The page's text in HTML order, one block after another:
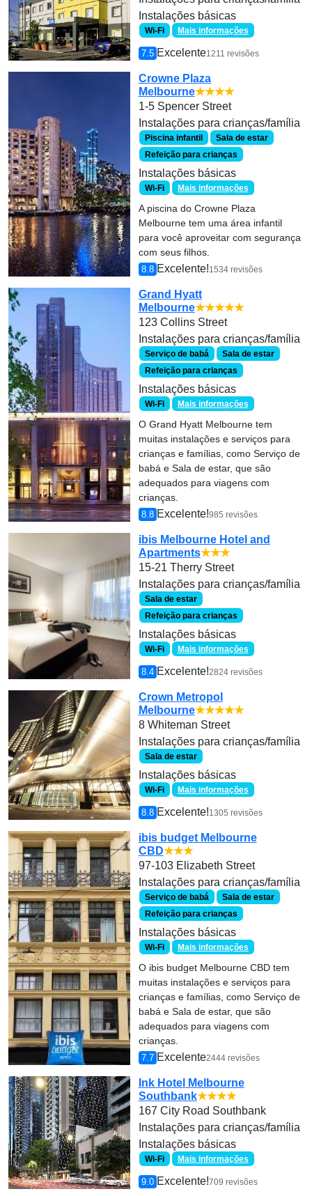
Instalações básicas
Wi-Fi Mais informações
7.5 Excelente1211 revisões
Crowne Plaza
Melbourne★★★★
1-5 Spencer Street
Instalações para crianças/família
Piscina infantil
Sala de estar
Refeição para crianças
Instalações básicas
Wi-Fi Mais informações
A piscina do Crowne Plaza
Melbourne tem uma área infantil
para você aproveitar com segurança
com seus filhos.
8.8 Excelente!1534 revisões
Grand Hyatt
Melbourne★★★★★
123 Collins Street
Instalações para crianças/família
Serviço de babá
Sala de estar
Refeição para crianças
Instalações básicas
Wi-Fi Mais informações
O Grand Hyatt Melbourne tem
muitas instalações e serviços para
crianças e famílias, como Serviço de
babá e Sala de estar, que são
adequados para viagens com
crianças.
8.8 Excelente!985 revisões
ibis Melbourne Hotel and
Apartments★★★
15-21 Therry Street
Instalações para crianças/família
Sala de estar
Refeição para crianças
Instalações básicas
Wi-Fi Mais informações
8.4 Excelente!2824 revisões
Crown Metropol
Melbourne★★★★★
8 Whiteman Street
Instalações para crianças/família
Sala de estar
Instalações básicas
Wi-Fi Mais informações
8.8 Excelente!1305 revisões
ibis budget Melbourne
CBD★★★
97-103 Elizabeth Street
Instalações para crianças/família
Serviço de babá
Sala de estar
Refeição para crianças
Instalações básicas
Wi-Fi Mais informações
O ibis budget Melbourne CBD tem
muitas instalações e serviços para
crianças e famílias, como Serviço de
babá e Sala de estar, que são
adequados para viagens com
crianças.
7.7 Excelente2444 revisões
Ink Hotel Melbourne
Southbank★★★★
167 City Road Southbank
Instalações para crianças/família
Instalações básicas
Wi-Fi Mais informações
9.0 Excelente!709 revisões